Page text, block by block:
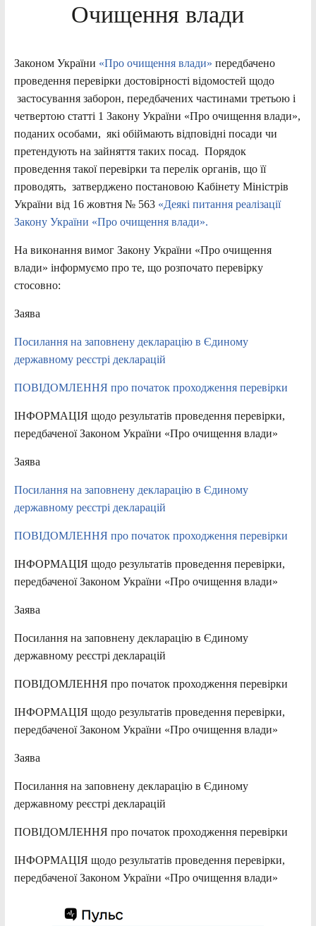
Очищення влади
Законом України «Про очищення влади» передбачено
проведення перевірки достовірності відомостей щодо
застосування заборон, передбачених частинами третьою і
четвертою статті 1 Закону України «Про очищення влади»,
поданих особами, які обіймають відповідні посади чи
претендують на зайняття таких посад. Порядок
проведення такої перевірки та перелік органів, що її
проводять, затверджено постановою Кабінету Міністрів
України від 16 жовтня № 563 «Деякі питання реалізації
Закону України «Про очищення влади».
На виконання вимог Закону України «Про очищення
влади» інформуємо про те, що розпочато перевірку
стосовно:
Заява
Посилання на заповнену декларацію в Єдиному
державному реєстрі декларацій
ПОВІДОМЛЕННЯ про початок проходження перевірки
ІНФОРМАЦІЯ щодо результатів проведення перевірки,
передбаченої Законом України «Про очищення влади»
Заява
Посилання на заповнену декларацію в Єдиному
державному реєстрі декларацій
ПОВІДОМЛЕННЯ про початок проходження перевірки
ІНФОРМАЦІЯ щодо результатів проведення перевірки,
передбаченої Законом України «Про очищення влади»
Заява
Посилання на заповнену декларацію в Єдиному
державному реєстрі декларацій
ПОВІДОМЛЕННЯ про початок проходження перевірки
ІНФОРМАЦІЯ щодо результатів проведення перевірки,
передбаченої Законом України «Про очищення влади»
Заява
Посилання на заповнену декларацію в Єдиному
державному реєстрі декларацій
ПОВІДОМЛЕННЯ про початок проходження перевірки
ІНФОРМАЦІЯ щодо результатів проведення перевірки,
передбаченої Законом України «Про очищення влади»